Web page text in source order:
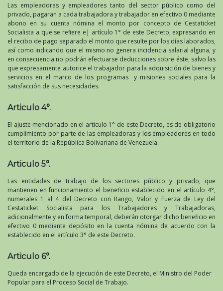
Las empleadoras y empleadores tanto del sector público como del
privado, pagaran a cada trabajadora y trabajador en efectivo 0 mediante
abono en su cuenta nómina el monto por concepto de Cestaticket
Socialista a que se reﬁere e| artículo 1° de este Decreto, expresando en
el recibo de pago separado el monto que resulte por los días laborados,
así como indicando que el mismo no genera incidencia salarial alguna, y
en consecuencia no podrán efectuarse deducciones sobre éste, salvo las
que expresamente autorice el trabajador para la adquisición de bienes y
servicios en el marco de los programas y misiones sociales para la
satisfacción de sus necesidades.
Articulo 4°.
El ajuste mencionado en el articulo 1° de este Decreto, es de obligatorio
cumplimiento por parte de las empleadoras y los empleadores en todo
el territorio de la República Bolivariana de Venezuela.
Articulo 5°.
Las entidades de trabajo de los sectores público y privado, que
mantienen en funcionamiento el beneficio establecido en el artículo 4°,
numerales 1 al 4 del Decreto con Rango, Valor y Fuerza de Ley del
Cestaticket Socialista para los Trabajadores y Trabajadoras,
adicionalmente y en forma temporal, deberán otorgar dicho beneficio en
efectivo 0 mediante depósito en la cuenta nómina de acuerdo con la
establecido en el artículo 3° de este Decreto.
Articulo 6°.
Queda encargado de la ejecución de este Decreto, el Ministro del Poder
Popular para el Proceso Social de Trabajo.